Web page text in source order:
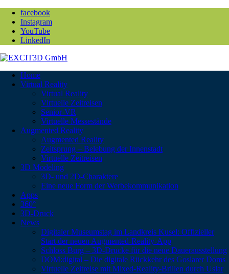
facebook
Instagram
YouTube
LinkedIn
Home
Virtual Reality
Virtual Reality
Virtuelle Zeitreisen
Senior-VR
Virtuelle Messestände
Augmented Reality
Augmented Reality
Zeitsprung – Belebung der Innenstadt
Virtuelle Zeitreisen
3D Modeling
3D- und 2D-Charaktere
Eine neue Form der Werbekommunikation
Apps
360°
3D-Druck
News
Digitaler Museumstag im Landkreis Kusel: Offizieller
Start der neuen Augmented-Reality-App
Schloss Burg – 3D-Drucke für die neue Dauerausstellung
DOM:digital – Die digitale Rückkehr des Goslarer Doms
Virtuelle Zeitreise mit Mixed-Reality-Brillen durch Uslar